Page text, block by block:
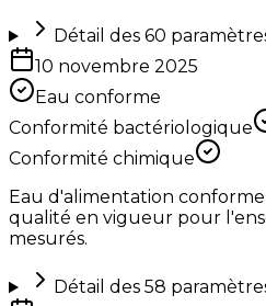
Détail des 60
10 novembre 2025
Eau conforme
Conformité bactériologique
Conformité chimique
Eau d'alimentation
qualité en vigueur pour
mesurés.
Détail des 58